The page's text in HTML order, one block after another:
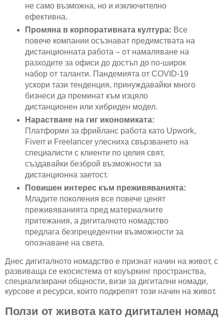
не само възможна, но и изключително
ефективна.
Промяна в корпоративната култура: Все
повече компании осъзнават предимствата на
дистанционната работа – от намаляване на
разходите за офиси до достъп до по-широк
набор от таланти. Пандемията от COVID-19
ускори тази тенденция, принуждавайки много
бизнеси да преминат към изцяло
дистанционен или хибриден модел.
Нарастване на гиг икономиката:
Платформи за фрийланс работа като Upwork,
Fiverr и Freelancer улесниха свързването на
специалисти с клиенти по целия свят,
създавайки безброй възможности за
дистанционна заетост.
Повишен интерес към преживяванията:
Младите поколения все повече ценят
преживяванията пред материалните
притежания, а дигиталното номадство
предлага безпрецедентни възможности за
опознаване на света.
Днес дигиталното номадство е признат начин на живот, с
развиваща се екосистема от коуъркинг пространства,
специализирани общности, визи за дигитални номади,
курсове и ресурси, които подкрепят този начин на живот.
Ползи от живота като дигитален номад